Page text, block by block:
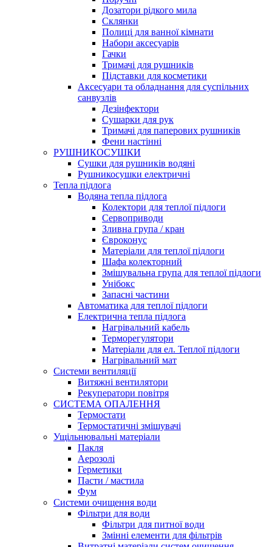
Дозатори рідкого мила
Склянки
Полиці для ванної кімнати
Набори аксесуарів
Гачки
Тримачі для рушників
Підставки для косметики
Аксесуари та обладнання для суспільних
санвузлів
Дезінфектори
Сушарки для рук
Тримачі для паперових рушників
Фени настінні
РУШНИКОСУШКИ
Сушки для рушників водяні
Рушникосушки електричні
Тепла підлога
Водяна тепла підлога
Колектори для теплої підлоги
Сервоприводи
Зливна група / кран
Євроконус
Матеріали для теплої підлоги
Шафа колекторний
Змішувальна група для теплої підлоги
Унібокс
Запасні частини
Автоматика для теплої підлоги
Електрична тепла підлога
Нагрівальний кабель
Терморегулятори
Матеріали для ел. Теплої підлоги
Нагрівальний мат
Системи вентиляції
Витяжні вентилятори
Рекуператори повітря
СИСТЕМА ОПАЛЕННЯ
Термостати
Термостатичні змішувачі
Ущільнювальні матеріали
Пакля
Аерозолі
Герметики
Пасти / мастила
Фум
Системи очищення води
Фільтри для води
Фільтри для питної води
Змінні елементи для фільтрів